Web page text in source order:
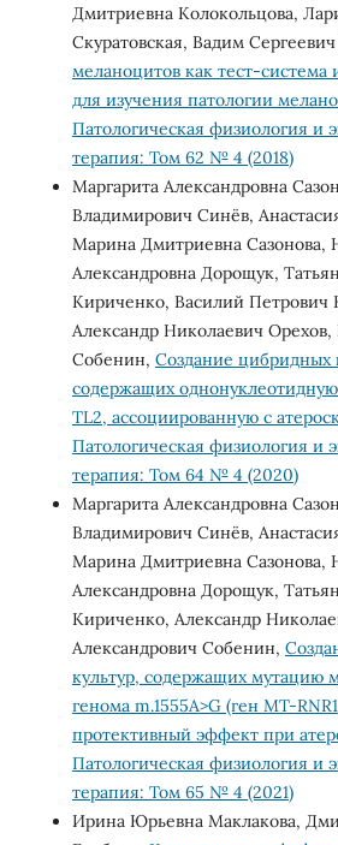
Дмитриевна Колокольцова,
Скуратовская, Вадим
меланоцитов как тест-система
для изучения патологии
Патологическая физиология и
терапия: Том 62 № 4 (2018)
Маргарита Александровна
Владимирович Синёв,
Марина Дмитриевна Сазонова,
Александровна Дорощук,
Кириченко, Василий Петрович
Александр Николаевич Орехов,
Собенин, Создание цибридных
содержащих
TL2, ассоциированную с
Патологическая физиология и
терапия: Том 64 № 4 (2020)
Маргарита Александровна
Владимирович Синёв,
Марина Дмитриевна Сазонова,
Александровна Дорощук,
Кириченко, Александр
Александрович Собенин,
культур, содержащих мутацию
генома m.1555A>G (ген MT-
протективный эффект при
Патологическая физиология и
терапия: Том 65 № 4 (2021)
Ирина Юрьевна Маклакова,